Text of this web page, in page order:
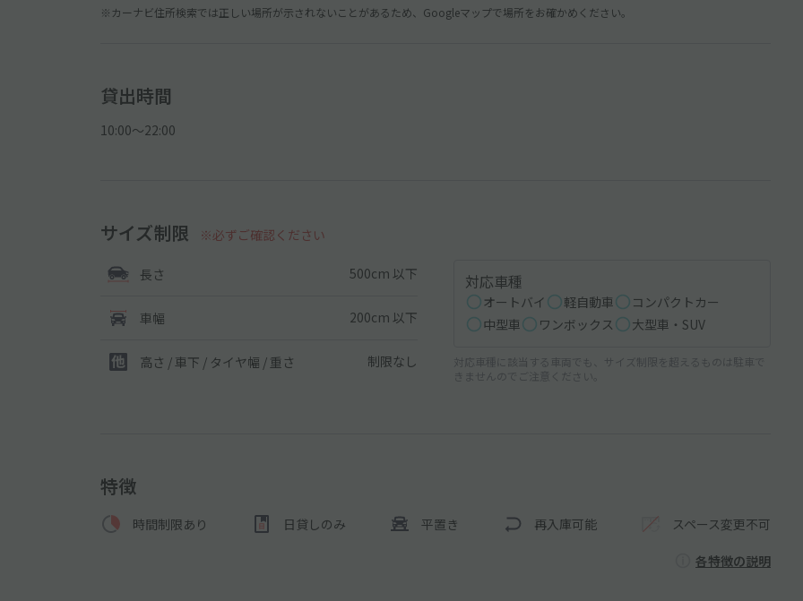
※カーナビ住所検索では正しい場所が示されないことがあるため、Googleマップで場所をお確かめください。
貸出時間
10:00〜22:00
サイズ制限 ※必ずご確認ください
長さ 500cm 以下
車幅 200cm 以下
高さ / 車下 / タイヤ幅 / 重さ 制限なし
対応車種
オートバイ 軽自動車
コンパクトカー
中型車
ワンボックス 大型車・SUV
対応車種に該当する車両でも、サイズ制限を超えるものは駐車で
きませんのでご注意ください。
特徴
時間制限あり 日貸しのみ 平置き 再入庫可能 スペース変更不可
各特徴の説明